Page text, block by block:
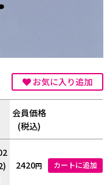
お気に入り追加
会員価格
(税込)
2420円 カートに追加